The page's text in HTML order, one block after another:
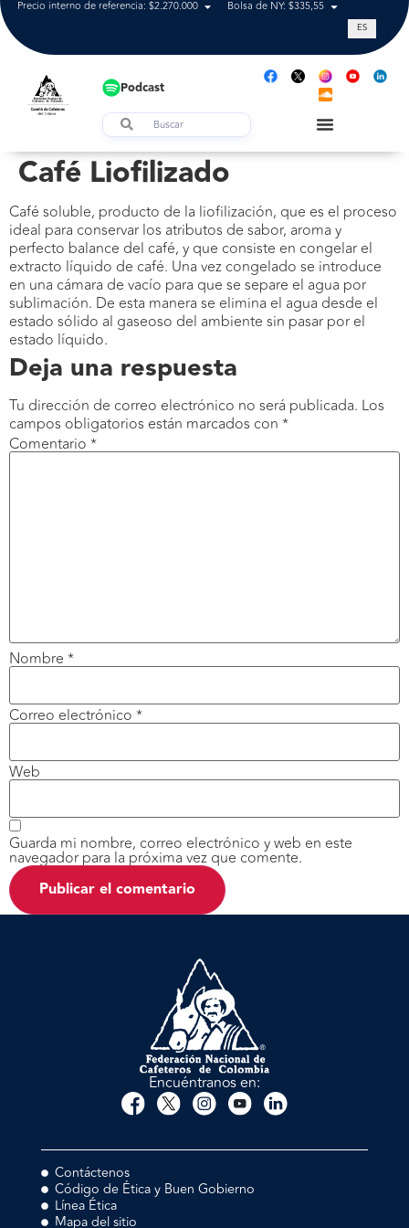
Precio interno de referencia: $2.270.000 Bolsa de NY: $335,55 Tasa de
ES
Podcast
Café Liofilizado
Café soluble, producto de la liofilización, que es el proceso
ideal para conservar los atributos de sabor, aroma y
perfecto balance del café, y que consiste en congelar el
extracto líquido de café. Una vez congelado se introduce
en una cámara de vacío para que se separe el agua por
sublimación. De esta manera se elimina el agua desde el
estado sólido al gaseoso del ambiente sin pasar por el
estado líquido.
Deja una respuesta
Tu dirección de correo electrónico no será publicada. Los
campos obligatorios están marcados con *
Comentario *
Nombre *
Correo electrónico *
Web
Guarda mi nombre, correo electrónico y web en este
navegador para la próxima vez que comente.
Encuéntranos en:
Contáctenos
Código de Ética y Buen Gobierno
Línea Ética
Mapa del sitio